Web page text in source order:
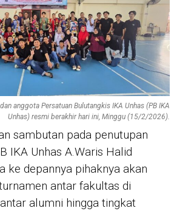
anggota Persatuan Bulutangkis IKA Unhas (PB IKA
Unhas) resmi berakhir hari ini, Minggu (15/2/2026).
sambutan pada penutupan
IKA Unhas A.Waris Halid
ke depannya pihaknya akan
antar fakultas di
alumni hingga tingkat